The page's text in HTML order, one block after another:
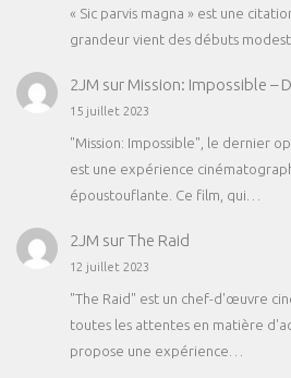
« Sic parvis magna » est une
grandeur vient des débuts
2JM sur Mission: Impossible –
15 juillet 2023
"Mission: Impossible", le dernier
est une expérience
époustouflante. Ce film, qui…
2JM surThe Raid
12 juillet 2023
"The Raid" est un chef-d'œuvre
toutes les attentes en matière
propose une expérience…